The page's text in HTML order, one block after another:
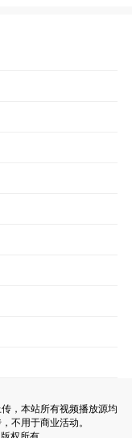
，本站所有视频播放源均
不用于商业活动。